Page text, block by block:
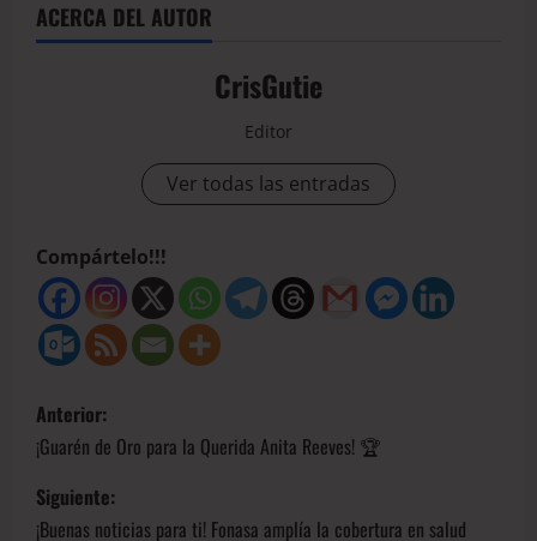
ACERCA DEL AUTOR
CrisGutie
Editor
Ver todas las entradas
Compártelo!!!
Anterior:
¡Guarén de Oro para la Querida Anita Reeves! 🏆
Siguiente:
¡Buenas noticias para ti! Fonasa amplía la cobertura en salud